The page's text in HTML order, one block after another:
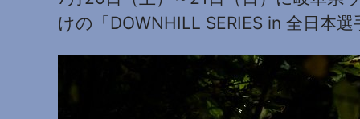
けの「DOWNHILL SERIES in 全日本選